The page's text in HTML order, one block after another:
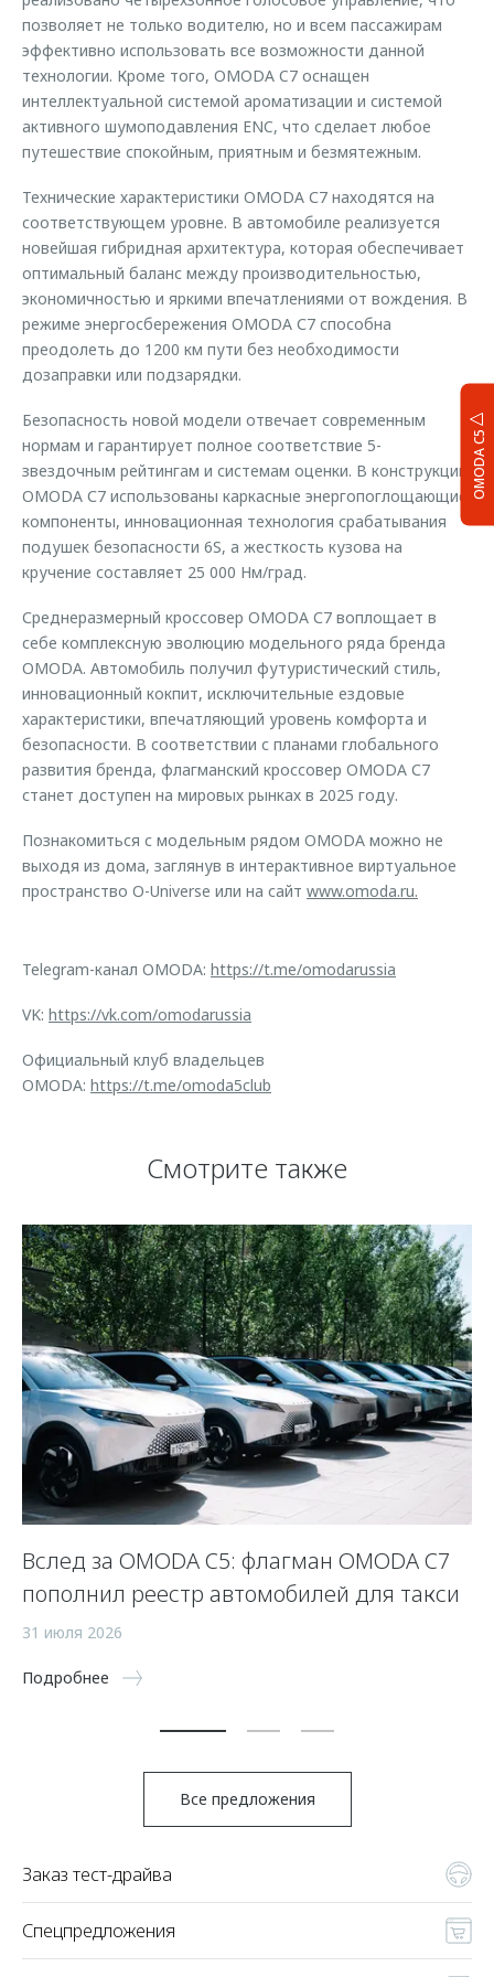
OMODA C5
позволяет не только водителю, но и всем пассажирам
эффективно использовать все возможности данной
технологии. Кроме того, OMODA C7 оснащен
интеллектуальной системой ароматизации и системой
активного шумоподавления ENC, что сделает любое
путешествие спокойным, приятным и безмятежным.
Технические характеристики OMODA С7 находятся на
соответствующем уровне. В автомобиле реализуется
новейшая гибридная архитектура, которая обеспечивает
оптимальный баланс между производительностью,
экономичностью и яркими впечатлениями от вождения. В
режиме энергосбережения OMODA С7 способна
преодолеть до 1200 км пути без необходимости
дозаправки или подзарядки.
Безопасность новой модели отвечает современным
нормам и гарантирует полное соответствие 5-
звездочным рейтингам и системам оценки. В конструкции
OMODA С7 использованы каркасные энергопоглощающие
компоненты, инновационная технология срабатывания
подушек безопасности 6S, а жесткость кузова на
кручение составляет 25 000 Нм/град.
Среднеразмерный кроссовер OMODA С7 воплощает в
себе комплексную эволюцию модельного ряда бренда
OMODA. Автомобиль получил футуристический стиль,
инновационный кокпит, исключительные ездовые
характеристики, впечатляющий уровень комфорта и
безопасности. В соответствии с планами глобального
развития бренда, флагманский кроссовер OMODA С7
станет доступен на мировых рынках в 2025 году.
Познакомиться с модельным рядом OMODA можно не
выходя из дома, заглянув в интерактивное виртуальное
пространство O-Universe или на сайт www.omoda.ru.
Telegram-канал OMODA: https://t.me/omodarussia
VK: https://vk.com/omodarussia
Официальный клуб владельцев
OMODA: https://t.me/omoda5club
Смотрите также
Вслед за OMODA C5: флагман OMODA C7
пополнил реестр автомобилей для такси
31 июля 2026
Подробнее
Все предложения
Заказ тест-драйва
Спецпредложения